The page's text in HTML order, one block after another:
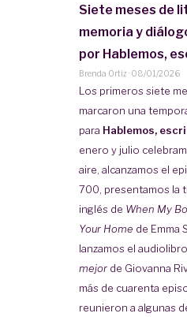
Siete meses de
memoria y
por Hablemos,
Brenda Ortiz · 08/01/2026
Los primeros siete
marcaron una
para Hablemos,
enero y julio
aire, alcanzamos el
700, presentamos la
inglés de When My
Your Home de Emma
lanzamos el audiolibro
mejorde Giovanna
más de cuarenta
reunieron a algunas